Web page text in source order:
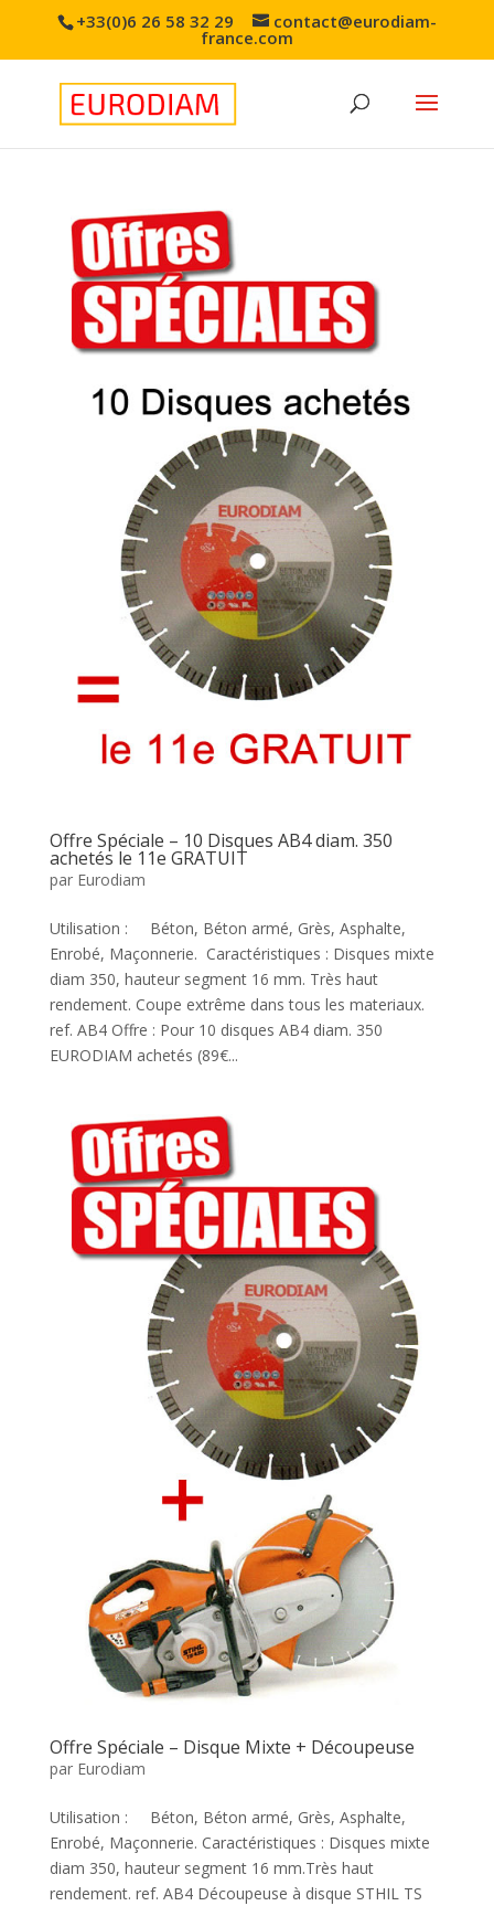
+33(0)6 26 58 32 29 contact@eurodiam-
france.com
Offre Spéciale – 10 Disques AB4 diam. 350
achetés le 11e GRATUIT
par Eurodiam
Utilisation : Béton, Béton armé, Grès, Asphalte,
Enrobé, Maçonnerie. Caractéristiques : Disques mixte
diam 350, hauteur segment 16 mm. Très haut
rendement. Coupe extrême dans tous les materiaux.
ref. AB4 Offre : Pour 10 disques AB4 diam. 350
EURODIAM achetés (89€...
Offre Spéciale – Disque Mixte + Découpeuse
par Eurodiam
Utilisation : Béton, Béton armé, Grès, Asphalte,
Enrobé, Maçonnerie. Caractéristiques : Disques mixte
diam 350, hauteur segment 16 mm.Très haut
rendement. ref. AB4 Découpeuse à disque STHIL TS